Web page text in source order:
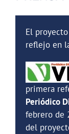
El
reflejo en
primera
Periódico
febrero de
del